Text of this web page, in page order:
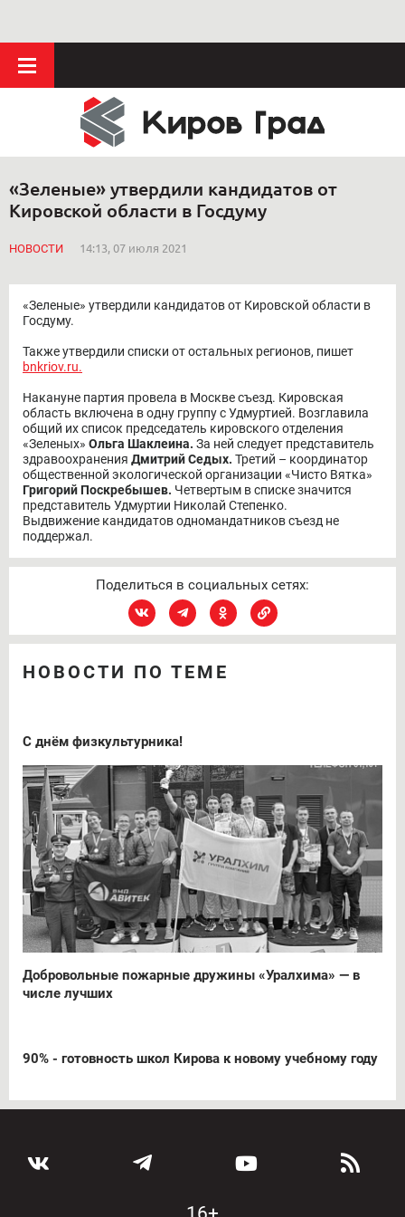
«Зеленые» утвердили кандидатов от
Кировской области в Госдуму
НОВОСТИ 14:13, 07 июля 2021
«Зеленые» утвердили кандидатов от Кировской области в
Госдуму.
Также утвердили списки от остальных регионов, пишет
bnkriov.ru.
Накануне партия провела в Москве съезд. Кировская
область включена в одну группу с Удмуртией. Возглавила
общий их список председатель кировского отделения
«Зеленых» Ольга Шаклеина. За ней следует представитель
здравоохранения Дмитрий Седых. Третий – координатор
общественной экологической организации «Чисто Вятка»
Григорий Поскребышев. Четвертым в списке значится
представитель Удмуртии Николай Степенко.
Выдвижение кандидатов одномандатников съезд не
поддержал.
Поделиться в социальных сетях:
НОВОСТИ ПО ТЕМЕ
С днём физкультурника!
Добровольные пожарные дружины «Уралхима» — в
числе лучших
90% - готовность школ Кирова к новому учебному году